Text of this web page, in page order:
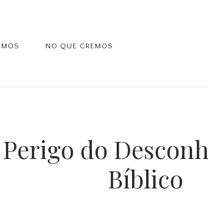
NO QUE CREMOS
do
Bíblico